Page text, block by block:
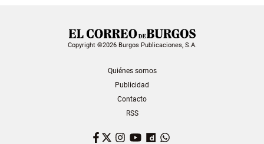
Copyright ©2026 Burgos Publicaciones, S.A.
Quiénes somos
Publicidad
Contacto
RSS
Facebook
TwitterInstagram
YouTubeDailymotion